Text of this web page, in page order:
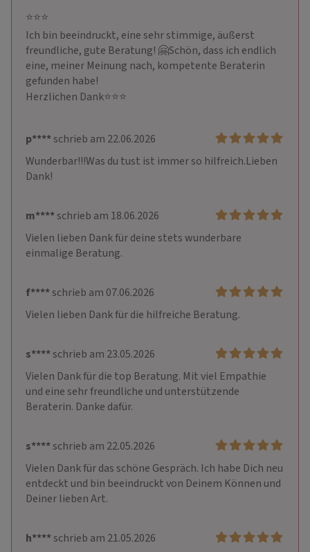
⭐️⭐️⭐️
Ich bin beeindruckt, eine sehr stimmige, äußerst
freundliche, gute Beratung! 🤗Schön, dass ich endlich
eine, meiner Meinung nach, kompetente Beraterin
gefunden habe!
Herzlichen Dank⭐️⭐️⭐️
p****schrieb am 22.06.2026
Wunderbar!!!Was du tust ist immer so hilfreich.Lieben
Dank!
m****schrieb am 18.06.2026
Vielen lieben Dank für deine stets wunderbare
einmalige Beratung.
f****schrieb am 07.06.2026
Vielen lieben Dank für die hilfreiche Beratung.
s****schrieb am 23.05.2026
Vielen Dank für die top Beratung. Mit viel Empathie
und eine sehr freundliche und unterstützende
Beraterin. Danke dafür.
s****schrieb am 22.05.2026
Vielen Dank für das schöne Gespräch. Ich habe Dich neu
entdeckt und bin beeindruckt von Deinem Können und
Deiner lieben Art.
h****schrieb am 21.05.2026